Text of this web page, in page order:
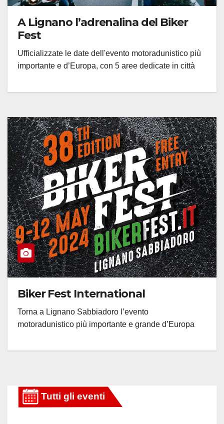
A Lignano l’adrenalina del Biker
Fest
Ufficializzate le date dell'evento motoradunistico più
importante e d’Europa, con 5 aree dedicate in città
Biker Fest International
Torna a Lignano Sabbiadoro l’evento
motoradunistico più importante e grande d’Europa